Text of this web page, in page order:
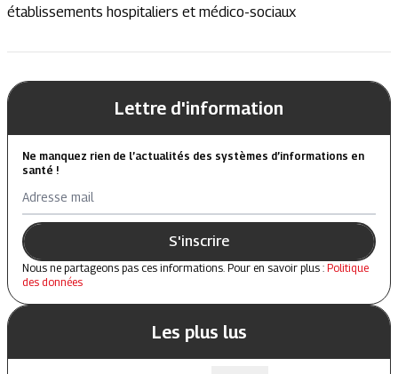
établissements hospitaliers et médico-sociaux
Lettre d'information
Ne manquez rien de l’actualités des systèmes d’informations en
santé !
Adresse mail
S'inscrire
Nous ne partageons pas ces informations. Pour en savoir plus : Politique
des données
Les plus lus